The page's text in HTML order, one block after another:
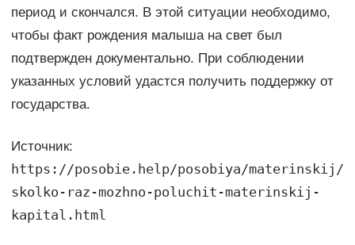
период и скончался. В этой ситуации необходимо,
чтобы факт рождения малыша на свет был
подтвержден документально. При соблюдении
указанных условий удастся получить поддержку от
государства.
Источник:
https://posobie.help/posobiya/materinskij/
skolko-raz-mozhno-poluchit-materinskij-
kapital.html